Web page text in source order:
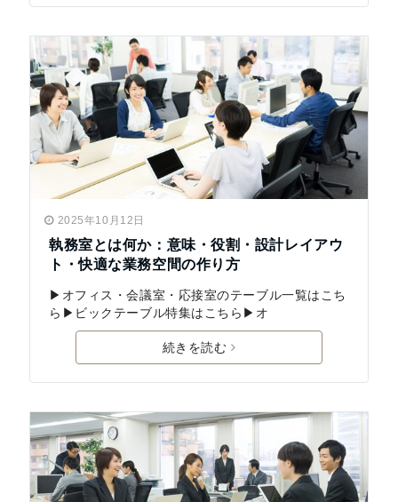
2025年10月12日
執務室とは何か：意味・役割・設計レイアウ
ト・快適な業務空間の作り方
▶オフィス・会議室・応接室のテーブル一覧はこち
ら▶ビックテーブル特集はこちら▶オ
続きを読む